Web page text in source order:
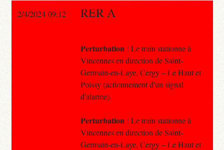
2/4/2024 09:12 RER A
Perturbation : Le train stationne à
Vincennes en direction de Saint-
Germain-en-Laye, Cergy – Le Haut et
Poissy (actionnement d'un signal
d'alarme).
Perturbation : Le train stationne à
Vincennes en direction de Saint-
Germain-en-Laye, Cergy – Le Haut et